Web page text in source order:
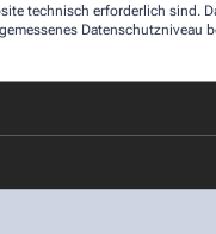
technisch erforderlich sind.